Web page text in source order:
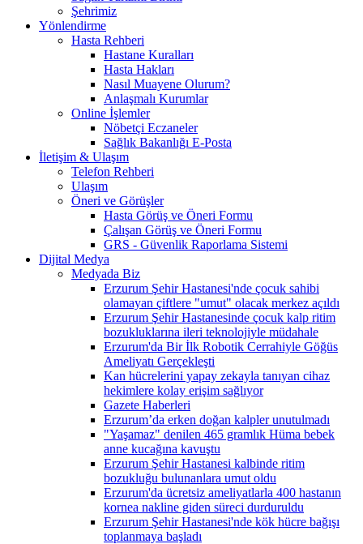
Şehrimiz
Yönlendirme
Hasta Rehberi
Hastane Kuralları
Hasta Hakları
Nasıl Muayene Olurum?
Anlaşmalı Kurumlar
Online İşlemler
Nöbetçi Eczaneler
Sağlık Bakanlığı E-Posta
İletişim & Ulaşım
Telefon Rehberi
Ulaşım
Öneri ve Görüşler
Hasta Görüş ve Öneri Formu
Çalışan Görüş ve Öneri Formu
GRS - Güvenlik Raporlama Sistemi
Dijital Medya
Medyada Biz
Erzurum Şehir Hastanesi'nde çocuk sahibi
olamayan çiftlere "umut" olacak merkez açıldı
Erzurum Şehir Hastanesinde çocuk kalp ritim
bozukluklarına ileri teknolojiyle müdahale
Erzurum'da Bir İlk Robotik Cerrahiyle Göğüs
Ameliyatı Gerçekleşti
Kan hücrelerini yapay zekayla tanıyan cihaz
hekimlere kolay erişim sağlıyor
Gazete Haberleri
Erzurum’da erken doğan kalpler unutulmadı
"Yaşamaz" denilen 465 gramlık Hüma bebek
anne kucağına kavuştu
Erzurum Şehir Hastanesi kalbinde ritim
bozukluğu bulunanlara umut oldu
Erzurum'da ücretsiz ameliyatlarla 400 hastanın
kornea nakline giden süreci durduruldu
Erzurum Şehir Hastanesi'nde kök hücre bağışı
toplanmaya başladı